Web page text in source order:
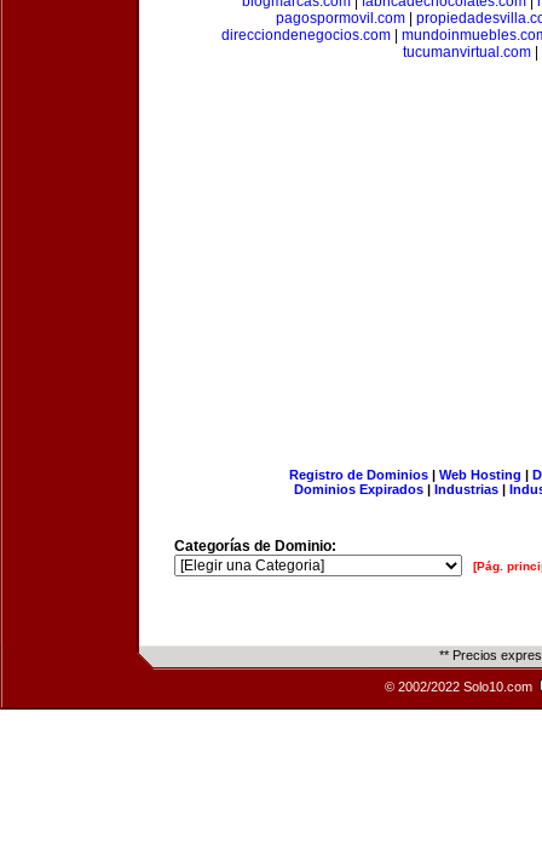
pagospormovil.com
direcciondenegocios.com
tucumanvirtual.com
Registro de Dominios| Web Hosting |
Dominios Expirados | Industrias |
Categorías de Dominio:
[Pág.
** Precios
© 2002/2022 Solo10.com